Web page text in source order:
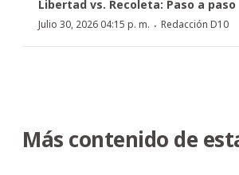
Libertad vs. Recoleta: Paso a paso
Julio 30, 2026 04:15 p. m. · Redacción D10
Más contenido de